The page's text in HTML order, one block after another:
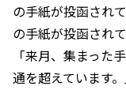
の手紙が投函され
の手紙が投函され
「来月、集まった
通を超えています。